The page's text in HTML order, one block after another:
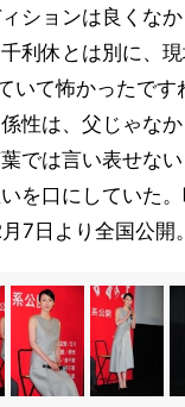
ションは良くな
利休とは別に、
いて怖かったです
性は、父じゃな
では言い表せな
を口にしていた
7日より全国公開。